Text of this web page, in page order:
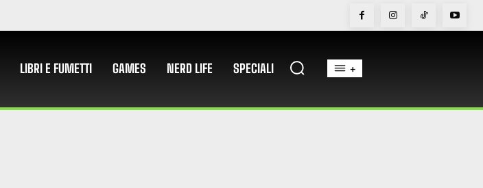
LIBRI E FUMETTI GAMES NERD LIFE SPECIALI +